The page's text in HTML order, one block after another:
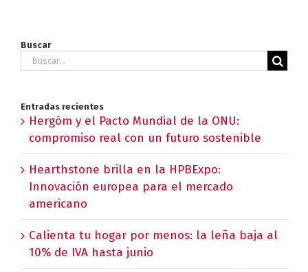
Buscar
Buscar:
Entradas recientes
Hergóm y el Pacto Mundial de la ONU:
compromiso real con un futuro sostenible
Hearthstone brilla en la HPBExpo:
Innovación europea para el mercado
americano
Calienta tu hogar por menos: la leña baja al
10% de IVA hasta junio